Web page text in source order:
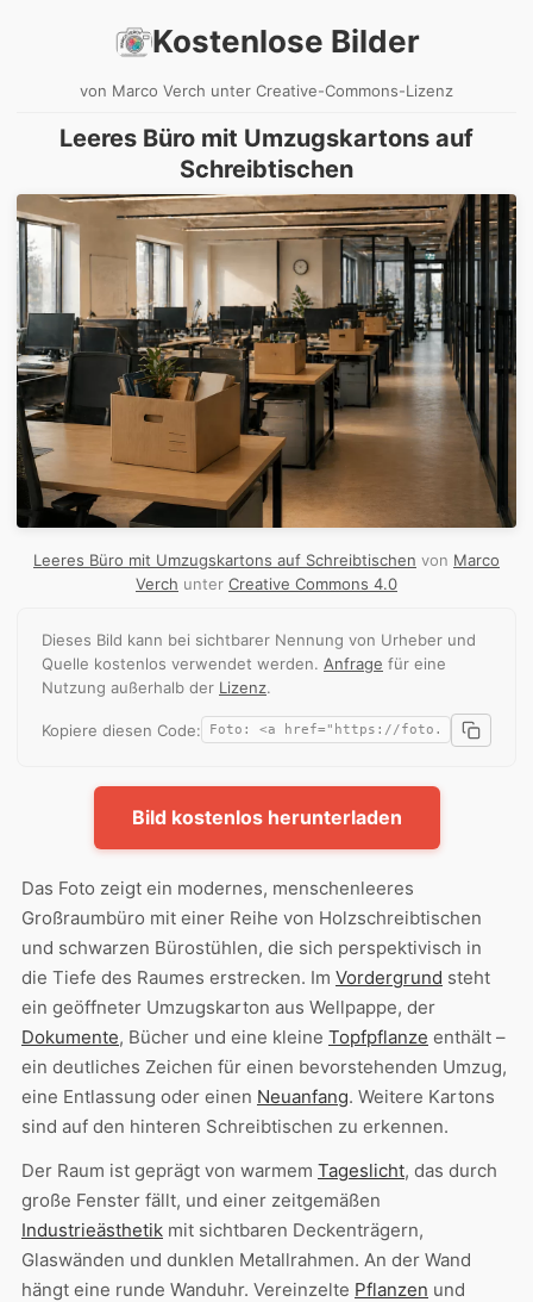
Kostenlose Bilder
von Marco Verch unter Creative-Commons-Lizenz
Leeres Büro mit Umzugskartons auf
Schreibtischen
Leeres Büro mit Umzugskartons auf Schreibtischen von Marco
Verch unter Creative Commons 4.0
Dieses Bild kann bei sichtbarer Nennung von Urheber und
Quelle kostenlos verwendet werden. Anfrage für eine
Nutzung außerhalb der Lizenz.
Kopiere diesen Code:
Bild kostenlos herunterladen
Das Foto zeigt ein modernes, menschenleeres
Großraumbüro mit einer Reihe von Holzschreibtischen
und schwarzen Bürostühlen, die sich perspektivisch in
die Tiefe des Raumes erstrecken. Im Vordergrund steht
ein geöffneter Umzugskarton aus Wellpappe, der
Dokumente, Bücher und eine kleine Topfpflanze enthält –
ein deutliches Zeichen für einen bevorstehenden Umzug,
eine Entlassung oder einen Neuanfang. Weitere Kartons
sind auf den hinteren Schreibtischen zu erkennen.
Der Raum ist geprägt von warmem Tageslicht, das durch
große Fenster fällt, und einer zeitgemäßen
Industrieästhetik mit sichtbaren Deckenträgern,
Glaswänden und dunklen Metallrahmen. An der Wand
hängt eine runde Wanduhr. Vereinzelte Pflanzen und